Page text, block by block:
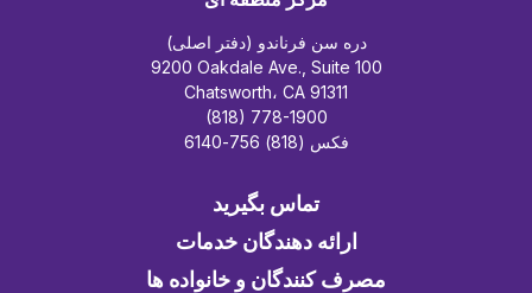
دره سن فرناندو (دفتر اصلی)
9200 Oakdale Ave., Suite 100
Chatsworth، CA 91311
(818) 778-1900
فکس (818) 756-6140
تماس بگیرید
ارائه دهندگان خدمات
مصرف کنندگان و خانواده ها